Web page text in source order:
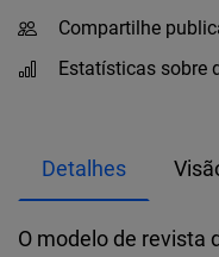
Compartilhe
Estatísticas sobre
Detalhes
O modelo de revista